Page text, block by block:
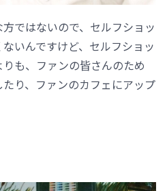
ではないので、セルフショッ
いんですけど、セルフショッ
も、ファンの皆さんのため
り、ファンのカフェにアップ